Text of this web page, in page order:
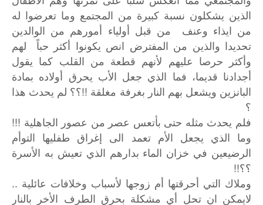
الذين يشكلون نسبة كبيرة من المجتمع وما تعرضوا له
من ايذاء وعنف من قبل أولياء أمورهم من الوالدين
تحديدا والذين من المفترض انص يكونوا أكثر حباً لهم
وأكثر حرصا عليهم لأنهم قطعة من القلب كما يقول
أجدادنا قديما، فما الذي جعل الأب يحرق أولاده بمادة
البانزين ويشعل بهم النار بغرفة مغلقة !!؟؟ لم يحدث هذا
؟
فلم يحدث مثله حتى بأتعس عصر من عصور الجاهلية !!!
وما الذي يجعل الأم تعمد الى إغراق طفليها التوأم
الرضيعين في خزان الماء بدارهم الذي تعيش به الأسرة
؟؟!!
وملاك التي أحرقتها أم زوجها لأسباب وخلافات عائلية ..
لايمكن ان تحل أي مشكلة بحرق الطرف الأخر بالنار